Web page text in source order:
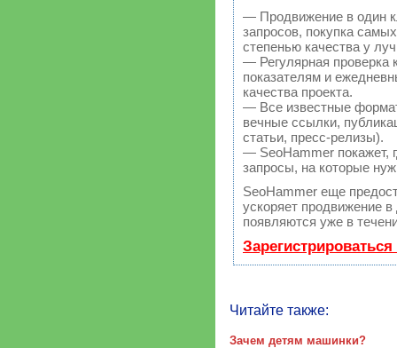
— Продвижение в один
запросов, покупка
степенью качества у
— Регулярная проверка
показателям и
качества проекта.
— Все известные
вечные ссылки,
статьи, пресс-релизы).
— SeoHammer покажет,
запросы, на которые
SeoHammer еще
ускоряет продвижение
появляются уже в
Читайте также:
Зачем детям машинки?